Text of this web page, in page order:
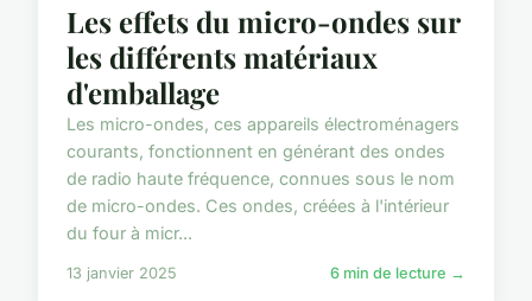
Les effets du micro-ondes sur
les différents matériaux
d'emballage
Les micro-ondes, ces appareils électroménagers
courants, fonctionnent en générant des ondes
de radio haute fréquence, connues sous le nom
de micro-ondes. Ces ondes, créées à l'intérieur
du four à micr...
13 janvier 2025 6 min de lecture →